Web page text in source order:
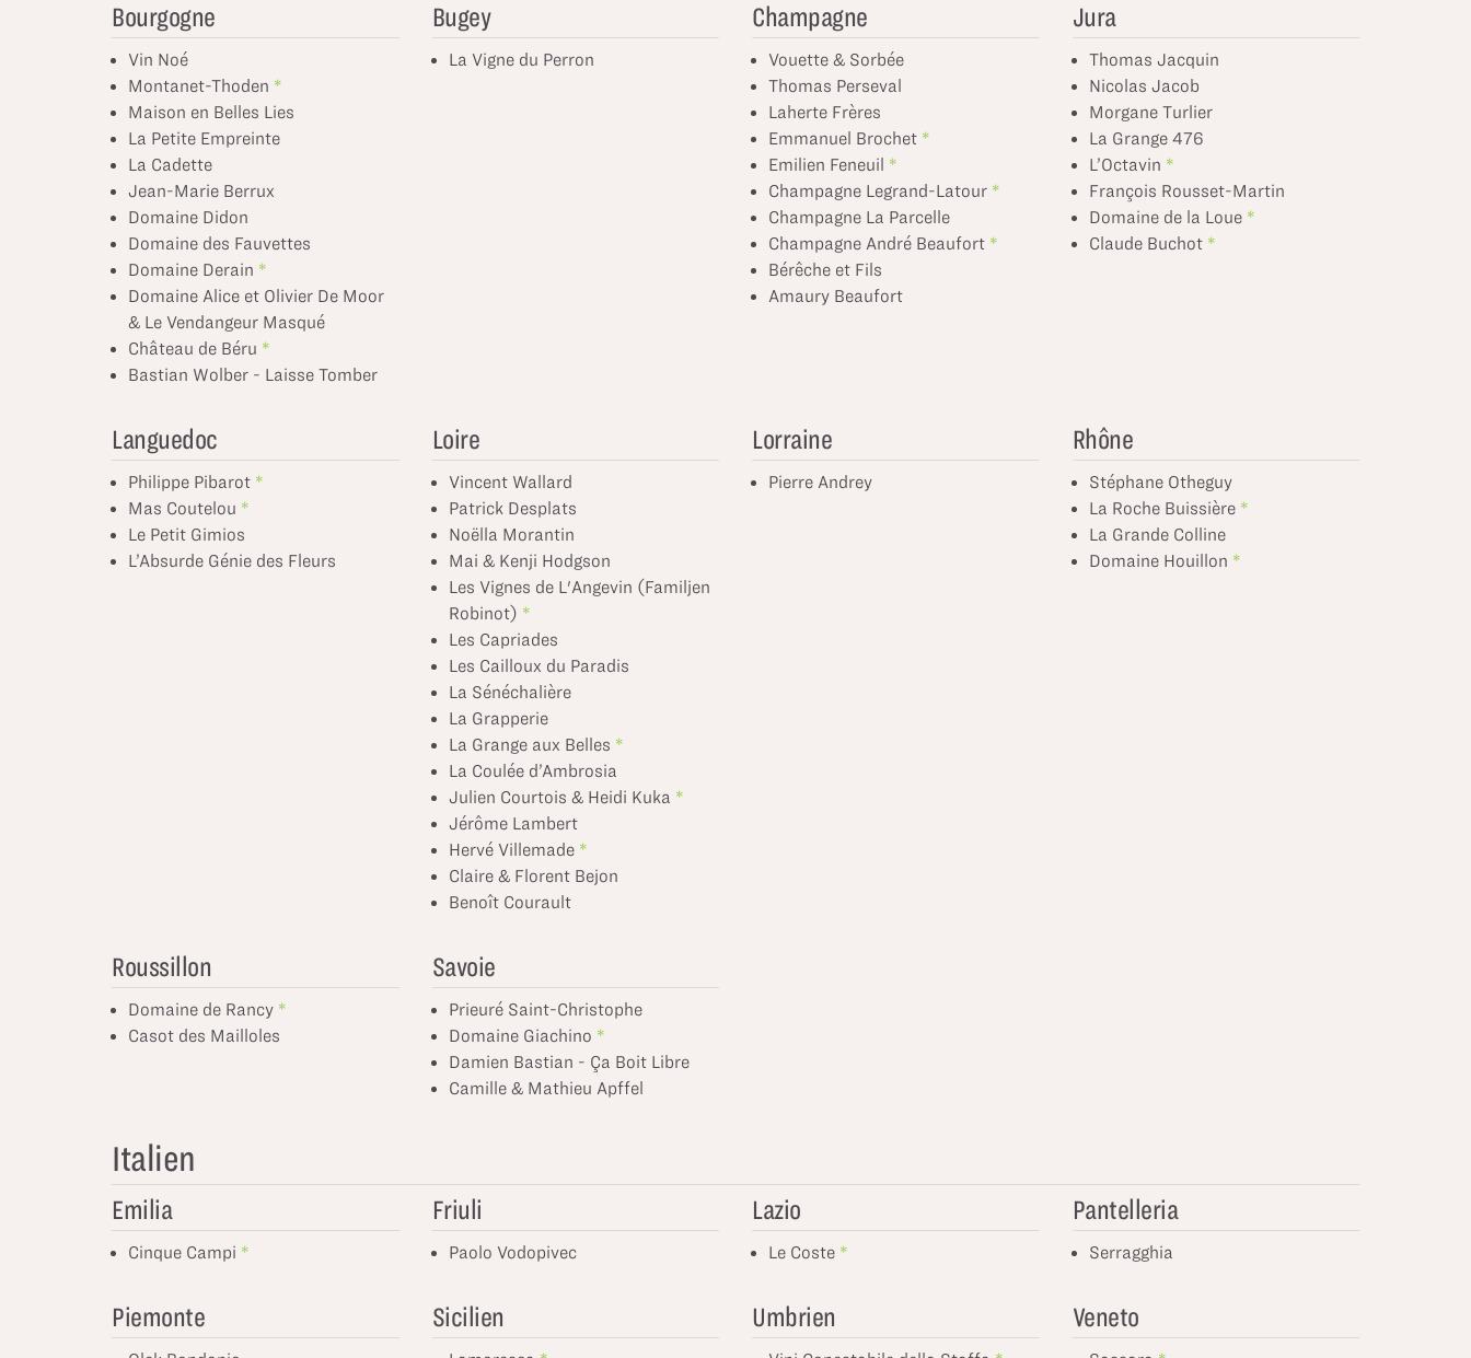
Bourgogne
Vin Noé
Montanet-Thoden
Maison en Belles Lies
La Petite Empreinte
La Cadette
Jean-Marie Berrux
Domaine Didon
Domaine des Fauvettes
Domaine Derain
Domaine Alice et Olivier De Moor
& Le Vendangeur Masqué
Château de Béru
Bastian Wolber - Laisse Tomber
Bugey
La Vigne du Perron
Champagne
Vouette & Sorbée
Thomas Perseval
Laherte Frères
Emmanuel Brochet
Emilien Feneuil
Champagne Legrand-Latour
Champagne La Parcelle
Champagne André Beaufort
Bérêche et Fils
Amaury Beaufort
Jura
Thomas Jacquin
Nicolas Jacob
Morgane Turlier
La Grange 476
L’Octavin
François Rousset-Martin
Domaine de la Loue
Claude Buchot
Languedoc
Philippe Pibarot
Mas Coutelou
Le Petit Gimios
L’Absurde Génie des Fleurs
Loire
Vincent Wallard
Patrick Desplats
Noëlla Morantin
Mai & Kenji Hodgson
Les Vignes de L'Angevin (Familjen
Robinot)
Les Capriades
Les Cailloux du Paradis
La Sénéchalière
La Grapperie
La Grange aux Belles
La Coulée d’Ambrosia
Julien Courtois & Heidi Kuka
Jérôme Lambert
Hervé Villemade
Claire & Florent Bejon
Benoît Courault
Lorraine
Pierre Andrey
Rhône
Stéphane Otheguy
La Roche Buissière
La Grande Colline
Domaine Houillon
Roussillon
Domaine de Rancy
Casot des Mailloles
Savoie
Prieuré Saint-Christophe
Domaine Giachino
Damien Bastian - Ça Boit Libre
Camille & Mathieu Apffel
Italien
Emilia
Cinque Campi
Friuli
Paolo Vodopivec
Lazio
Le Coste
Pantelleria
Serragghia
Piemonte Sicilien Umbrien Veneto